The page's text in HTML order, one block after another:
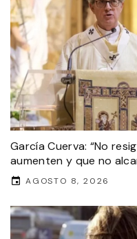
García Cuerva: “No
aumenten y que no
AGOSTO 8, 2026